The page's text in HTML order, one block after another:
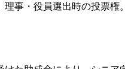
事・役員選出時の投票権。